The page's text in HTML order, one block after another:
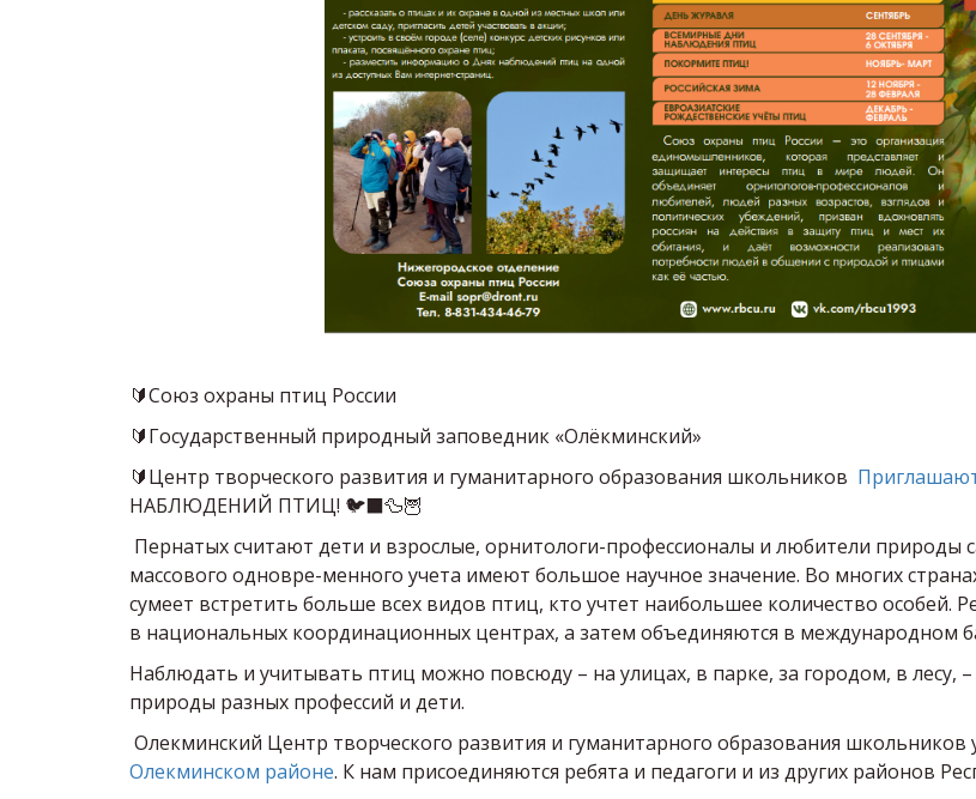
🔰Союз охраны птиц России
🔰Государственный природный заповедник «Олёкминский»
🔰Центр творческого развития и гуманитарного образования школьников
НАБЛЮДЕНИЙ ПТИЦ! 🐦‍⬛🦆🦉
Пернатых считают дети и взрослые, орнитологи-профессионалы и любители природы
массового одновре-менного учета имеют большое научное значение. Во многих
сумеет встретить больше всех видов птиц, кто учтет наибольшее количество особей.
в национальных координационных центрах, а затем объединяются в международном
Наблюдать и учитывать птиц можно повсюду – на улицах, в парке, за городом, в лесу,
природы разных профессий и дети.
Олекминский Центр творческого развития и гуманитарного образования школьников
Олекминском районе. К нам присоединяются ребята и педагоги и из других районов